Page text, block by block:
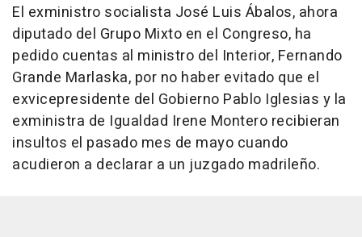
El exministro socialista José Luis Ábalos, ahora
diputado del Grupo Mixto en el Congreso, ha
pedido cuentas al ministro del Interior, Fernando
Grande Marlaska, por no haber evitado que el
exvicepresidente del Gobierno Pablo Iglesias y la
exministra de Igualdad Irene Montero recibieran
insultos el pasado mes de mayo cuando
acudieron a declarar a un juzgado madrileño.